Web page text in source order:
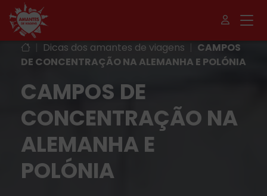
| Dicas dos amantes de viagens | CAMPOS
DE CONCENTRAÇÃO NA ALEMANHA E POLÓNIA
CAMPOS DE
CONCENTRAÇÃO NA
ALEMANHA E
POLÓNIA